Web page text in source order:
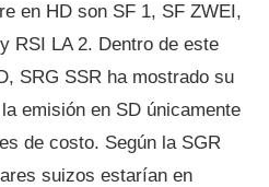
en HD son SF 1, SF ZWEI,
RSI LA 2. Dentro de este
SRG SSR ha mostrado su
emisión en SD únicamente
de costo. Según la SGR
suizos estarían en